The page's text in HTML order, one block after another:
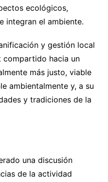
ecológicos,
integran el ambiente.
y gestión local
compartido hacia un
más justo, viable
ambientalmente y, a su
y tradiciones de la
una discusión
de la actividad